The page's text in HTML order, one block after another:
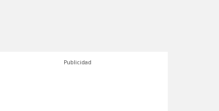
Publicidad